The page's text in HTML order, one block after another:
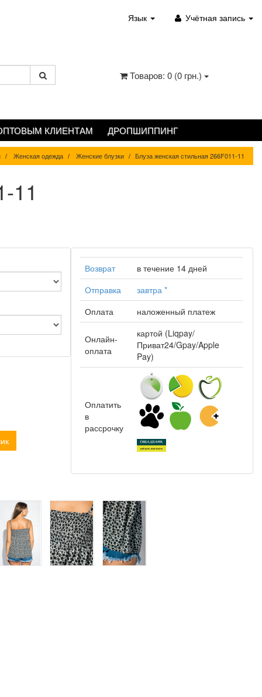
Язык Учётная запись
Товаров: 0 (0 грн.)
КЛИЕНТАМ ДРОПШИППИНГ
Женская одежда Женские блузки Блуза женская стильная 266F011-11
11
Возврат
в течение 14 дней
Отправка
завтра*
Оплата
наложенный платеж
Онлайн-
оплата
картой (Liqpay/
Приват24/Gpay/Apple
Pay)
Оплатить
в
рассрочку